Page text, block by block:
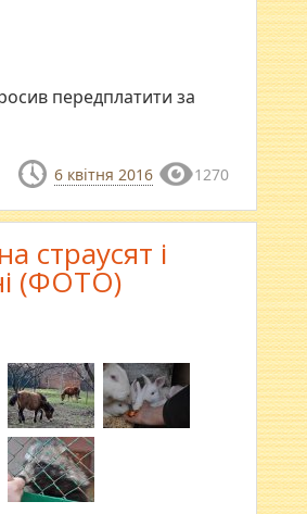
передплатити за
6 квітня 2016 1270
страусят і
(ФОТО)